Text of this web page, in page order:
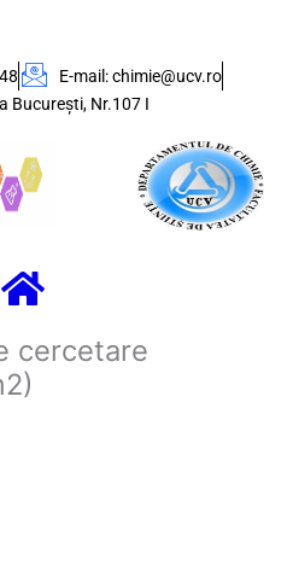
E-mail: chimie@ucv.ro
Bucureşti, Nr.107 I
Menu
cercetare